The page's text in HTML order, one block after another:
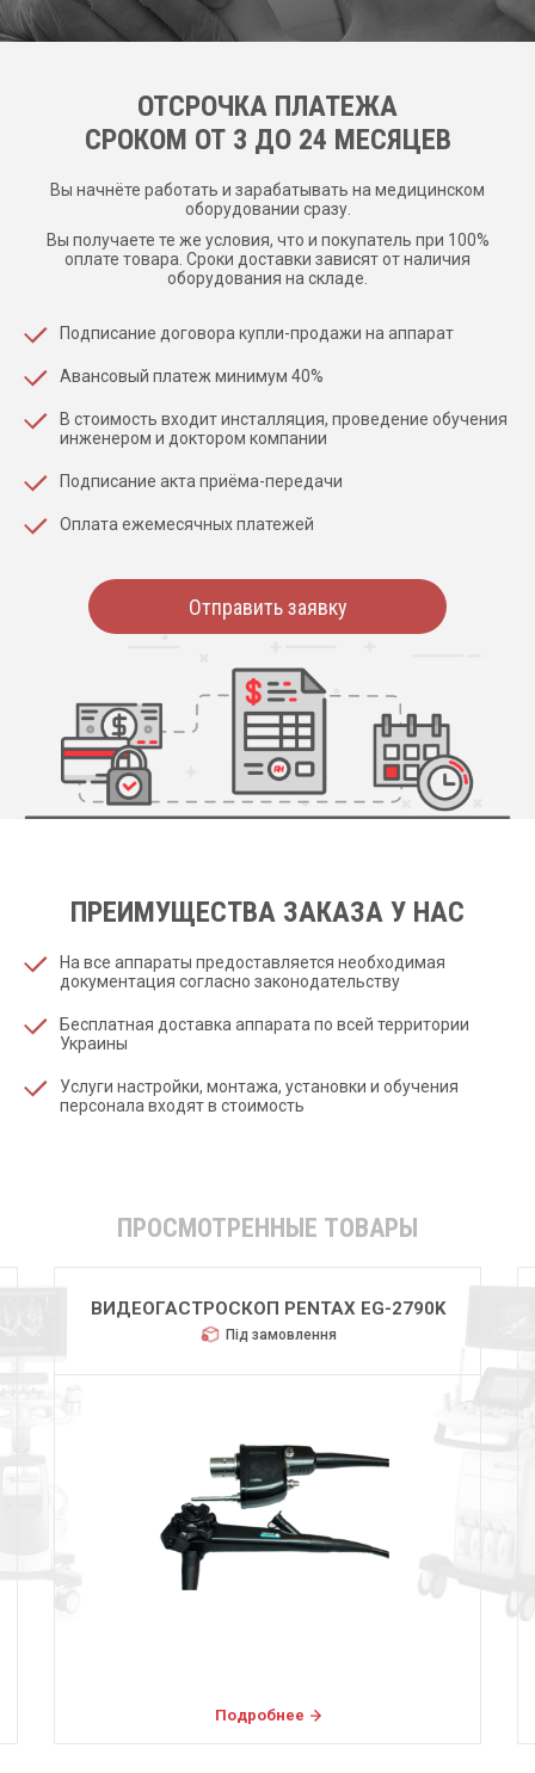
ОТСРОЧКА ПЛАТЕЖА
CРОКОМ ОТ 3 ДО 24 МЕСЯЦЕВ
Вы начнёте работать и зарабатывать на медицинском
оборудовании сразу.
Вы получаете те же условия, что и покупатель при 100%
оплате товара. Сроки доставки зависят от наличия
оборудования на складе.
Подписание договора купли-продажи на аппарат
Авансовый платеж минимум 40%
В стоимость входит инсталляция, проведение обучения
инженером и доктором компании
Подписание акта приёма-передачи
Оплата ежемесячных платежей
Отправить заявку
ПРЕИМУЩЕСТВА ЗАКАЗА У НАС
На все аппараты предоставляется необходимая
документация согласно законодательству
Бесплатная доставка аппарата по всей территории
Украины
Услуги настройки, монтажа, установки и обучения
персонала входят в стоимость
ПРОСМОТРЕННЫЕ ТОВАРЫ
ВИДЕОГАСТРОСКОП PENTAX EG-2790K
Під замовлення
Подробнее